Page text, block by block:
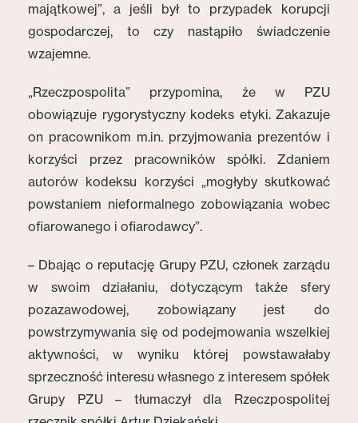
majątkowej”, a jeśli był to przypadek korupcji
gospodarczej, to czy nastąpiło świadczenie
wzajemne.
„Rzeczpospolita” przypomina, że w PZU
obowiązuje rygorystyczny kodeks etyki. Zakazuje
on pracownikom m.in. przyjmowania prezentów i
korzyści przez pracowników spółki. Zdaniem
autorów kodeksu korzyści „mogłyby skutkować
powstaniem nieformalnego zobowiązania wobec
ofiarowanego i ofiarodawcy”.
– Dbając o reputację Grupy PZU, członek zarządu
w swoim działaniu, dotyczącym także sfery
pozazawodowej, zobowiązany jest do
powstrzymywania się od podejmowania wszelkiej
aktywności, w wyniku której powstawałaby
sprzeczność interesu własnego z interesem spółek
Grupy PZU – tłumaczył dla Rzeczpospolitej